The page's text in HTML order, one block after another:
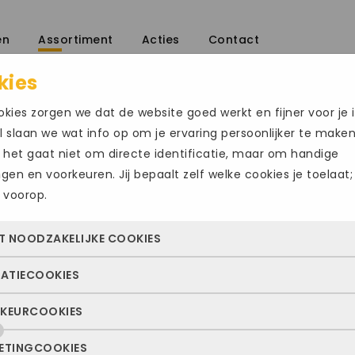
Assortiment Acties Contact
€139.95 €79.00
42
zorgen we dat de website goed werkt en fijner voor je
slaan we wat info op om je ervaring persoonlijker te
het gaat niet om directe identificatie, maar om handige
en voorkeuren. Jij bepaalt zelf welke cookies je toelaat;
NOODZAKELIJKE COOKIES
cookies zorgen ervoor dat de website überhaupt werkt. Ze
actief en kunnen niet worden uitgezet. Meestal worden
geplaatst als jij iets doet, zoals inloggen, een formulier
opslaan. Je kunt je browser zo instellen
cookies zien we hoe vaak onze site bezocht wordt, waar
vandaan komen en welke pagina’s populair zijn. Zo